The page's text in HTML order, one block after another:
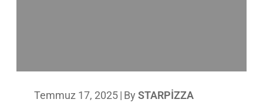
Temmuz 17, 2025| By STARPIZZA